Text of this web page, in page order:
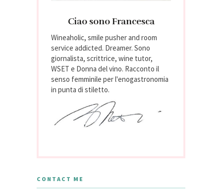
Ciao sono Francesca
Wineaholic, smile pusher and room
service addicted. Dreamer. Sono
giornalista, scrittrice, wine tutor,
WSET e Donna del vino. Racconto il
senso femminile per l'enogastronomia
in punta di stiletto.
CONTACT ME